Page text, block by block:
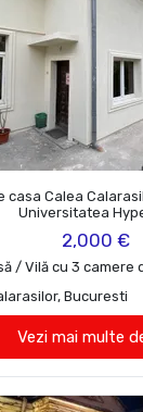
casa Calea
Universitatea
2,000 €
/ Vilă cu 3 camere
Bucuresti
Vezi mai multe